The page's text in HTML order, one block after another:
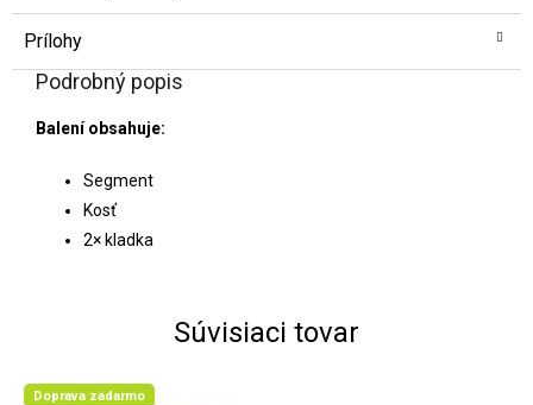
Prílohy
Podrobný popis
Balení obsahuje:
Segment
Kosť
2× kladka
Súvisiaci tovar
Doprava zadarmo